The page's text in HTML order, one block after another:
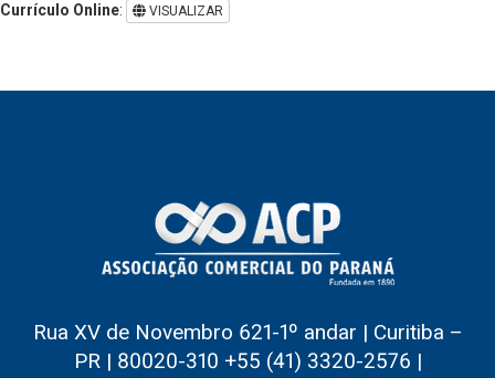
Currículo Online: VISUALIZAR
Rua XV de Novembro 621-1º andar | Curitiba –
PR | 80020-310 +55 (41) 3320-2576 |